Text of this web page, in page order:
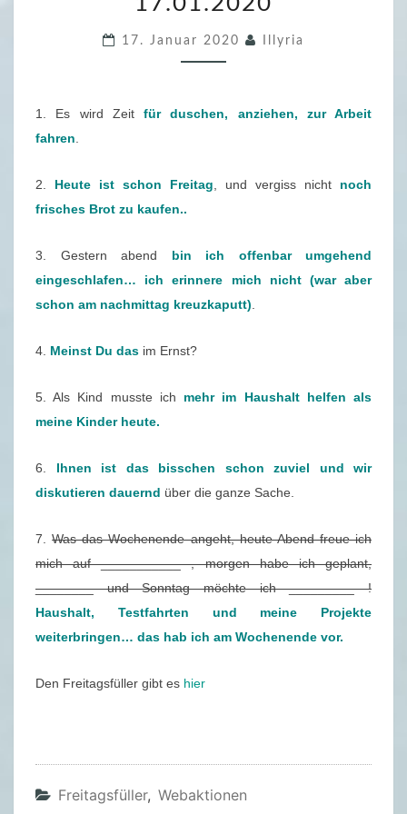
9
F
Ü
L
–
.
0
.
2
0
2
0
17. Januar 2020 Illyria
1. Es wird Zeit für duschen, anziehen, zur Arbeit
fahren
2. Heute ist schon Freitag , und vergiss nicht noch
frisches Brot zu kaufen..
3. Gestern abend bin ich offenbar umgehend
eingeschlafen… ich erinnere mich nicht (war aber
schon am nachmittag kreuzkaputt)
4. Meinst Du das im Ernst?
5. Als Kind musste ich mehr im Haushalt helfen als
meine Kinder heute.
6. Ihnen ist das bisschen schon zuviel und wir
diskutieren dauernd über die ganze Sache.
7.Was das Wochenende angeht, heute Abend freue ich
mich auf ___________ , morgen habe ich geplant,
________ und Sonntag möchte ich _________ !
Haushalt, Testfahrten und meine Projekte
weiterbringen… das hab ich am Wochenende vor.
Den Freitagsfüller gibt es hier
Freitagsfüller, Webaktionen